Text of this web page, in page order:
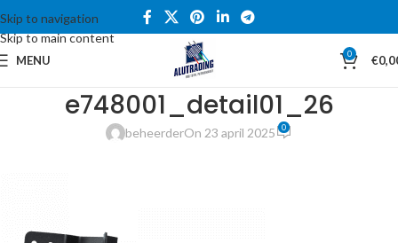
Skip to navigation
Skip to main content
MENU 0 €
e748001_detail01_26
beheerderOn 23 april 2025 0